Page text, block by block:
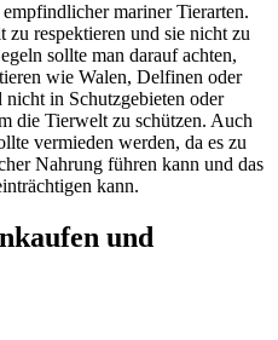
mariner Tierarten.
respektieren und sie nicht zu
sollte man darauf achten,
wie Walen, Delfinen oder
in Schutzgebieten oder
die Tierwelt zu schützen. Auch
vermieden werden, da es zu
Nahrung führen kann und das
kann.
und